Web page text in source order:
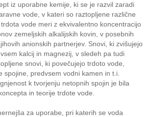
iz uporabne kemije, ki se je razvil zaradi
vode, v kateri so raztopljene različne
vode meri z ekvivalentno koncentracijo
zemeljskih alkalijskih kovin, v posebnih
anionskih partnerjev. Snovi, ki zvišujejo
kalcij in magnezij, v sledeh pa tudi
snovi, ki povečujejo trdoto vode,
spojine, predvsem vodni kamen in t.i.
k tvorjenju netopnih spojin je bila
in teorije trdote vode.
za uporabe, pri katerih se voda